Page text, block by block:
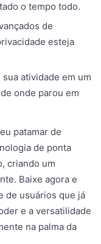
o tempo todo.
de
esteja
atividade em um
onde parou em
patamar de
de ponta
criando um
Baixe agora e
de usuários que já
e a versatilidade
na palma da